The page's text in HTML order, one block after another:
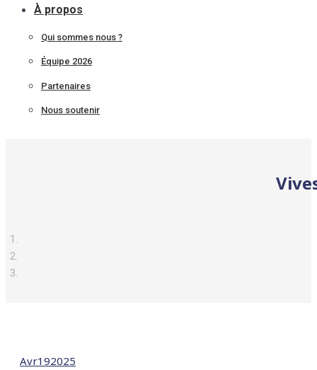
À propos
Qui sommes nous ?
Équipe 2026
Partenaires
Nous soutenir
Avr192025